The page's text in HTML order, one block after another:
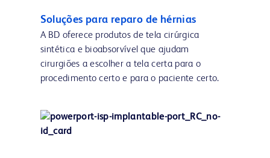
Soluções para reparo de hérnias
A BD oferece produtos de tela cirúrgica
sintética e bioabsorvível que ajudam
cirurgiões a escolher a tela certa para o
procedimento certo e para o paciente certo.